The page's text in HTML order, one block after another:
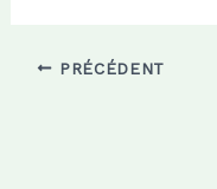
PRÉCÉDENT